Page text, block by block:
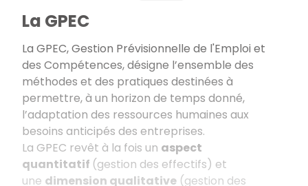
La GPEC
La GPEC, Gestion Prévisionnelle de l'Emploi et
des Compétences, désigne l’ensemble des
méthodes et des pratiques destinées à
permettre, à un horizon de temps donné,
l’adaptation des ressources humaines aux
besoins anticipés des entreprises.
La GPEC revêt à la fois un aspect
quantitatif (gestion des effectifs) et
une dimension qualitative (gestion des